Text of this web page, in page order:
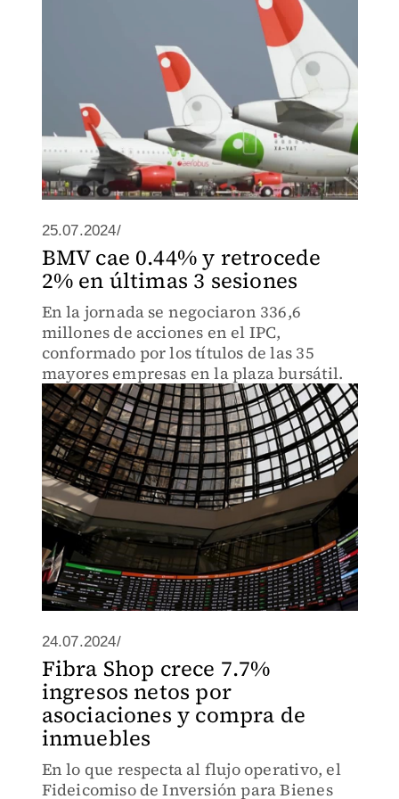
25.07.2024/
BMV cae 0.44% y retrocede
2% en últimas 3 sesiones
En la jornada se negociaron 336,6
millones de acciones en el IPC,
conformado por los títulos de las 35
mayores empresas en la plaza bursátil.
24.07.2024/
Fibra Shop crece 7.7%
ingresos netos por
asociaciones y compra de
inmuebles
En lo que respecta al flujo operativo, el
Fideicomiso de Inversión para Bienes